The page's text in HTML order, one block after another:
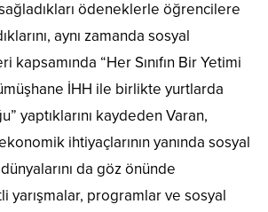
ödeneklerle öğrencilere
aynı zamanda sosyal
“Her Sınıfın Bir Yetimi
İHH ile birlikte yurtlarda
yaptıklarını kaydeden Varan,
ihtiyaçlarının yanında sosyal
da göz önünde
yarışmalar, programlar ve sosyal